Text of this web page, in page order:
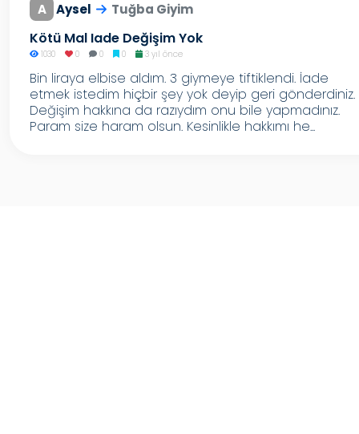
A Aysel Tuğba Giyim
Kötü Mal Iade Değişim Yok
1030 0 0 0 3 yıl önce
Bin liraya elbise aldım. 3 giymeye tiftiklendi. İade
etmek istedim hiçbir şey yok deyip geri gönderdiniz.
Değişim hakkına da razıydım onu bile yapmadınız.
Param size haram olsun. Kesinlikle hakkımı he...